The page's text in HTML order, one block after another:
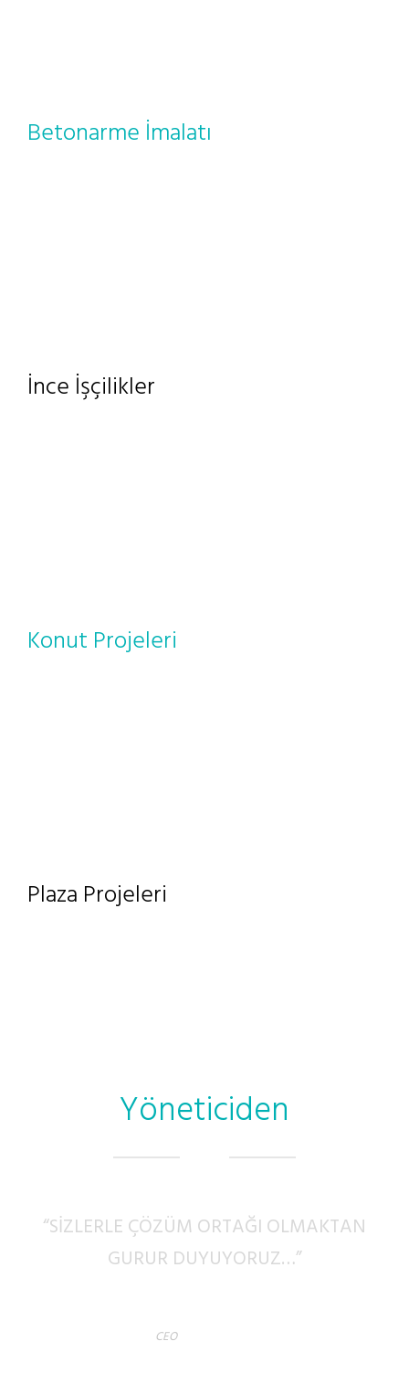
Betonarme İmalatı
İnce İşçilikler
Konut Projeleri
Plaza Projeleri
Yöneticiden
“SİZLERLE ÇÖZÜM ORTAĞI OLMAKTAN
GURUR DUYUYORUZ…”
CEO